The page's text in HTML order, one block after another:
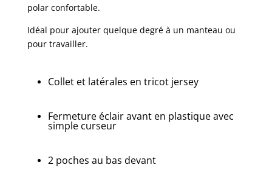
polar confortable.
Idéal pour ajouter quelque degré à un manteau ou
pour travailler.
Collet et latérales en tricot jersey
Fermeture éclair avant en plastique avec
simple curseur
2 poches au bas devant